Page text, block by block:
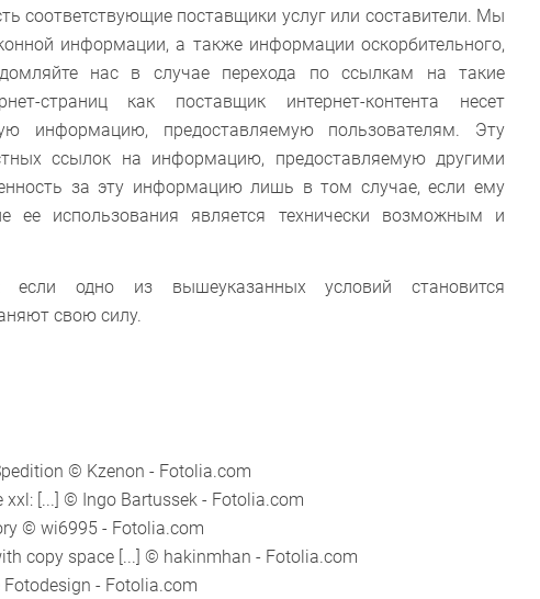
соответствующие поставщики услуг или составители. Мы
информации, а также информации оскорбительного,
нас в случае перехода по ссылкам на такие
страниц как поставщик интернет-контента несет
информацию, предоставляемую пользователям. Эту
ссылок на информацию, предоставляемую другими
за эту информацию лишь в том случае, если ему
ее использования является технически возможным и
если одно из вышеуказанных условий становится
свою силу.
© Kzenon - Fotolia.com
[...] © Ingo Bartussek - Fotolia.com
© wi6995 - Fotolia.com
copy space [...] © hakinmhan - Fotolia.com
- Fotolia.com